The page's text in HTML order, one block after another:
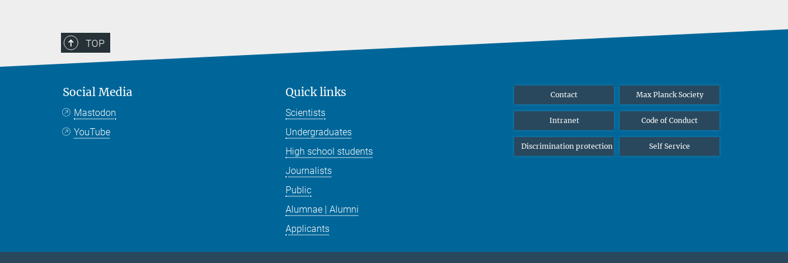
TOP
Social Media
Mastodon
YouTube
Quick links
Scientists
Undergraduates
High school students
Journalists
Public
Alumnae | Alumni
Applicants
Contact Max Planck Society
Intranet Code of Conduct
Discrimination protection Self Service